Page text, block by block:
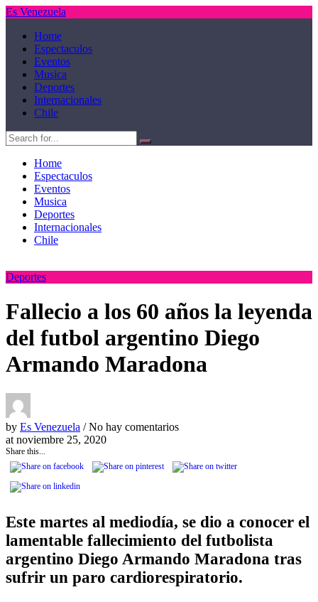
Es Venezuela
Home
Espectaculos
Eventos
Musica
Deportes
Internacionales
Chile
Home
Espectaculos
Eventos
Musica
Deportes
Internacionales
Chile
Deportes
Fallecio a los 60 años la leyenda
del futbol argentino Diego
Armando Maradona
by Es Venezuela / No hay comentarios
at noviembre 25, 2020
Share this...
Este martes al mediodía, se dio a conocer el
lamentable fallecimiento del futbolista
argentino Diego Armando Maradona tras
sufrir un paro cardiorespiratorio.